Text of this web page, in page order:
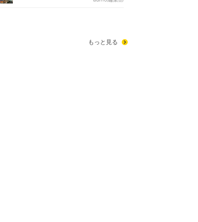
もっと見る